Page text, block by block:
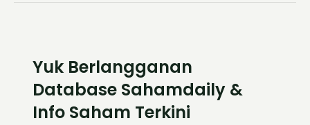
Yuk Berlangganan
Database Sahamdaily &
Info Saham Terkini